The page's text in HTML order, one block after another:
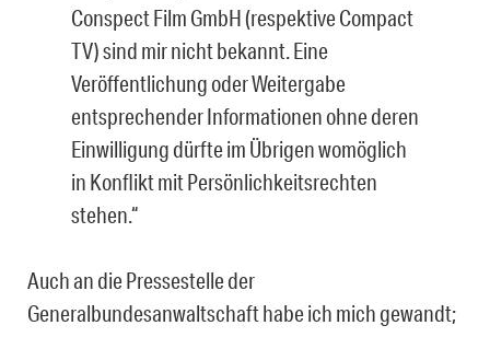
Conspect Film GmbH (respektive Compact
TV) sind mir nicht bekannt. Eine
Veröffentlichung oder Weitergabe
entsprechender Informationen ohne deren
Einwilligung dürfte im Übrigen womöglich
in Konflikt mit Persönlichkeitsrechten
stehen.“
Auch an die Pressestelle der
Generalbundesanwaltschaft habe ich mich gewandt;